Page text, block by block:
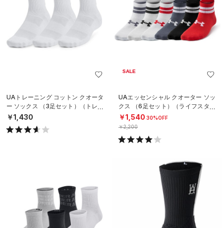
UAトレーニング コットン クオータ
ー ソックス （3足セット）（トレー
ニング/UNISEX）
￥1,430
SALE
UAエッセンシャル クオーター ソッ
クス （6足セット）（ライフスタイ
ル/KIDS）
￥1,540 30%OFF
￥2,200